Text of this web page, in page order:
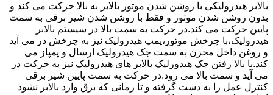
بالابر هیدرولیکی با روشن شدن موتور بالابر به بالا حرکت می کند و
بدون روشن شدن موتور و فقط با روشن شدن شیر برقی به سمت
پایین حرکت می کند.در حرکت به سمت بالا در سیستم بالابر
هیدرولیک،با چرخش موتور،پمپ هیدرولیک نیز به چرخش در می آید
و روغن داخل مخزن به سمت جک هیدرولیک ارسال و پمپاز می
کند.با بالا رفتن جک هیدورلیک بالابر های هیدرولیک نیز به حرکت در
می آید و سمت بالا می رود.در حرکت به سمت پایین شیر برقی
کنترل عمل را به دست گرفته و تا زمانی که برق وارد بالابر نشود